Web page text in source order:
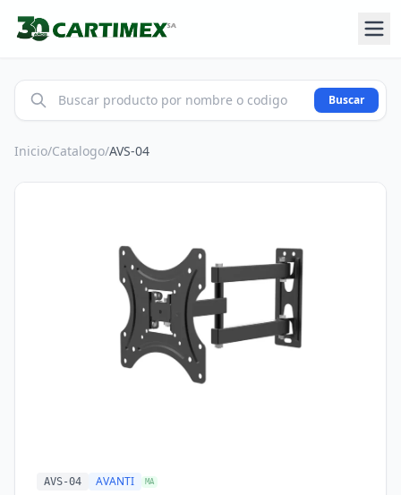
Buscar
Inicio/Catalogo/AVS-04
AVS-04 AVANTI MA